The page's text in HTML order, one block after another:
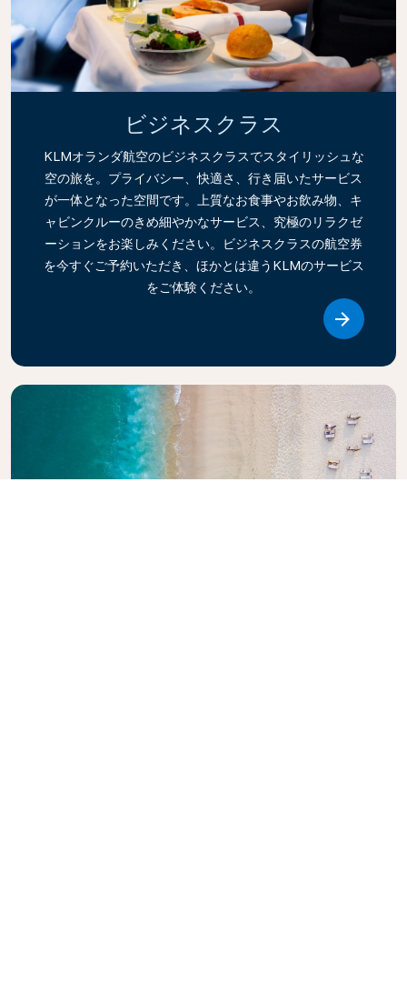
ビジネスクラス
KLMオランダ航空のビジネスクラスでスタイリッシュな
空の旅を。プライバシー、快適さ、行き届いたサービス
が一体となった空間です。上質なお食事やお飲み物、キ
ャビンクルーのきめ細やかなサービス、究極のリラクゼ
ーションをお楽しみください。ビジネスクラスの航空券
を今すぐご予約いただき、ほかとは違うKLMのサービス
をご体験ください。